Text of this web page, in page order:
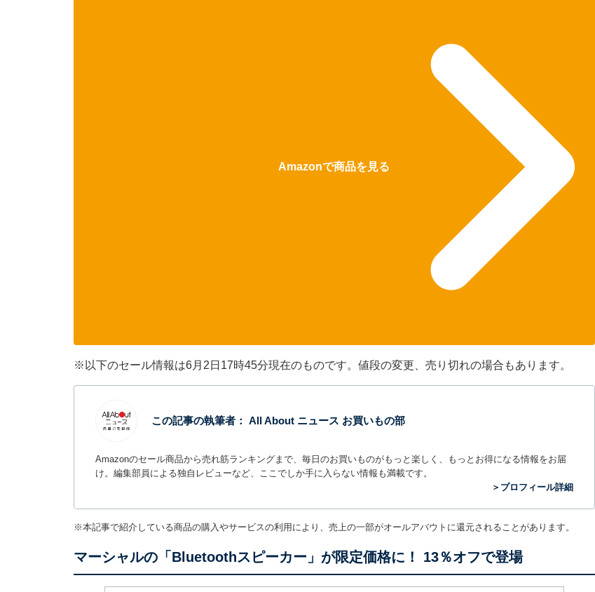
Amazonで商品を見る
※以下のセール情報は6月2日17時45分現在のものです。値段の変更、売り切れの場合もあります。
この記事の執筆者： All About ニュース お買いもの部
Amazonのセール商品から売れ筋ランキングまで、毎日のお買いものがもっと楽しく、もっとお得になる情報をお届
け。編集部員による独自レビューなど、ここでしか手に入らない情報も満載です。
＞プロフィール詳細
※本記事で紹介している商品の購入やサービスの利用により、売上の一部がオールアバウトに還元されることがあります。
マーシャルの「Bluetoothスピーカー」が限定価格に！ 13％オフで登場